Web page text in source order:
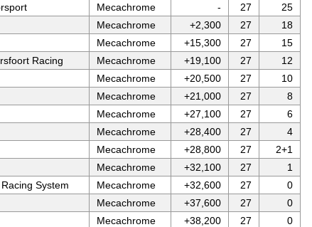
Mecachrome - 27
25
Mecachrome +2,300 27
18
Mecachrome +15,300 27
15
Racing Mecachrome +19,100 27
12
Mecachrome +20,500 27
10
Mecachrome +21,000 27
8
Mecachrome +27,100 27
6
Mecachrome +28,400 27
4
Mecachrome +28,800 27
2+1
Mecachrome +32,100 27
1
System Mecachrome +32,600 27
0
Mecachrome +37,600 27
0
Mecachrome +38,200 27
0